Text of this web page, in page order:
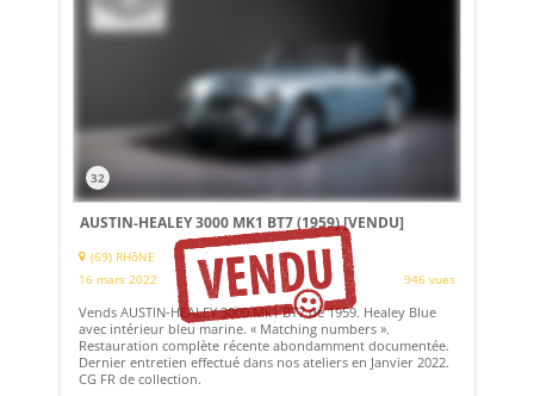
32
AUSTIN-HEALEY 3000 MK1 BT7 (1959)[VENDU]
(69) RHôNE
16 mars 2022
946 vues
Vends AUSTIN-HEALEY 3000 Mk1 BT7 de 1959. Healey Blue
avec intérieur bleu marine. « Matching numbers ».
Restauration complète récente abondamment documentée.
Dernier entretien effectué dans nos ateliers en Janvier 2022.
CG FR de collection.